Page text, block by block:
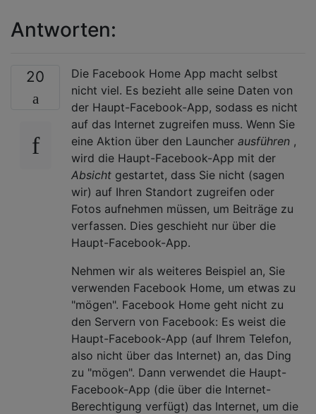
Antworten:
20
Die Facebook Home App macht selbst
nicht viel. Es bezieht alle seine Daten von
der Haupt-Facebook-App, sodass es nicht
auf das Internet zugreifen muss. Wenn Sie
eine Aktion über den Launcher ausführen ,
wird die Haupt-Facebook-App mit der
Absicht gestartet, dass Sie nicht (sagen
wir) auf Ihren Standort zugreifen oder
Fotos aufnehmen müssen, um Beiträge zu
verfassen. Dies geschieht nur über die
Haupt-Facebook-App.
Nehmen wir als weiteres Beispiel an, Sie
verwenden Facebook Home, um etwas zu
"mögen". Facebook Home geht nicht zu
den Servern von Facebook: Es weist die
Haupt-Facebook-App (auf Ihrem Telefon,
also nicht über das Internet) an, das Ding
zu "mögen". Dann verwendet die Haupt-
Facebook-App (die über die Internet-
Berechtigung verfügt) das Internet, um die